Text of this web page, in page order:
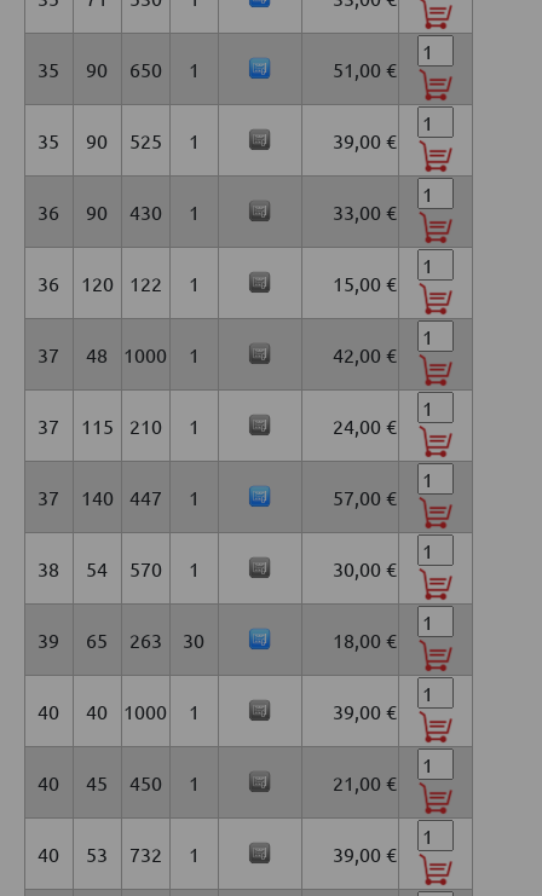
35 90 650 1 51,00 €
35 90 525 1 39,00 €
36 90 430 1 33,00 €
36 120 122 1 15,00 €
37 48 1000 1 42,00 €
37 115 210 1 24,00 €
37 140 447 1 57,00 €
38 54 570 1 30,00 €
39 65 263 30 18,00 €
40 40 1000 1 39,00 €
40 45 450 1 21,00 €
40 53 732 1 39,00 €